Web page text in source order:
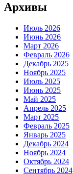
Архивы
Июль 2026
Июнь 2026
Март 2026
Февраль 2026
Декабрь 2025
Ноябрь 2025
Июль 2025
Июнь 2025
Май 2025
Апрель 2025
Март 2025
Февраль 2025
Январь 2025
Декабрь 2024
Ноябрь 2024
Октябрь 2024
Сентябрь 2024